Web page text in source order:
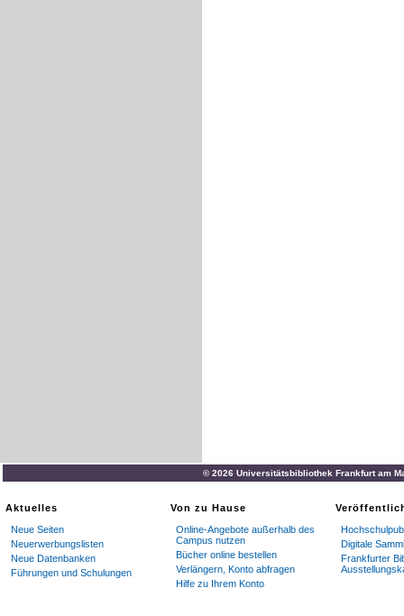
© 2026 Universitätsbibliothek Frankfurt am
Aktuelles
Neue Seiten
Neuerwerbungslisten
Neue Datenbanken
Führungen und Schulungen
Von zu Hause
Online-Angebote außerhalb des
Campus nutzen
Bücher online bestellen
Verlängern, Konto abfragen
Hilfe zu Ihrem Konto
Digitale
Frankfurter